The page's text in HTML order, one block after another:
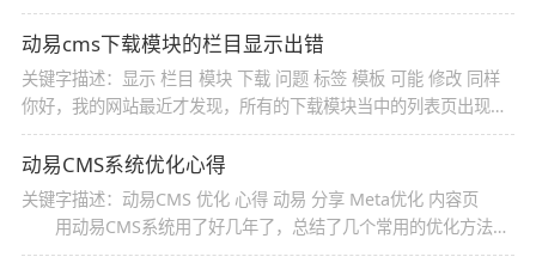
告商频繁在网站中发布一些广告，或个别会员经常恶意攻击。有没
有什么好的方法对此作一些防范？ SiteFactory产品的来访限定
动易cms下载模块的栏目显示出错
关键字描述：显示 栏目 模块 下载 问题 标签 模板 可能 修改 同样
你好，我的网站最近才发现，所有的下载模块当中的列表页出现这
样的问题，如http://www.fsbd.com.cn/Soft/gkfx/Index.html高
考复习课件明明有47个，可是每页只能显示在后台设置的每页显示
10个或者
动易CMS系统优化心得
关键字描述：动易CMS 优化 心得 动易 分享 Meta优化 内容页
用动易CMS系统用了好几年了，总结了几个常用的优化方法，
供大家分享： 一、关闭动易的访问统计模块，现在有很多免费